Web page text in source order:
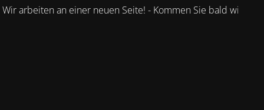
Wir arbeiten an einer neuen Seite! - Kommen Sie bald wieder.